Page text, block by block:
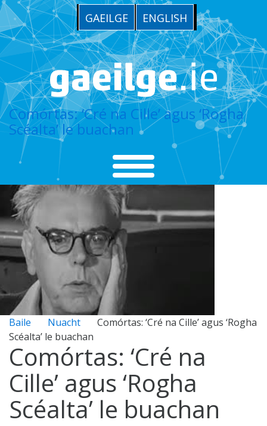
GAEILGE ENGLISH
Comórtas: ‘Cré na Cille’ agus ‘Rogha
Scéalta’ le buachan
Baile Nuacht
Comórtas: ‘Cré na Cille’ agus ‘Rogha
Scéalta’ le buachan
Comórtas: ‘Cré na
Cille’ agus ‘Rogha
Scéalta’ le buachan